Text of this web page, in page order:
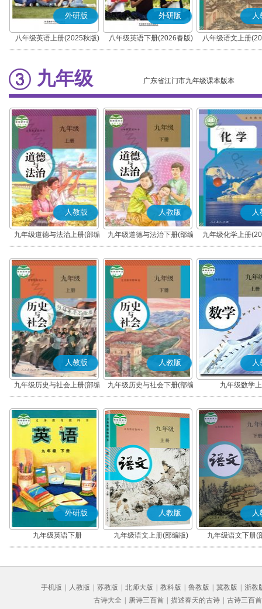
外研版
八年级英语上册(2025秋版)
外研版
八年级英语下册(2026春版)
人
八年级语文上册
(部编版)
九年级 广东省江门市九年级课本版本
人教版
九年级道德与法治上册(部编
版)
人教版
九年级道德与法治下册(部编
版)
人
九年级化学上册
人教版
九年级历史与社会上册(部编
版)
人教版
九年级历史与社会下册(部编
版)
人
九年级数学
外研版
九年级英语下册
人教版
九年级语文上册(部编版)
人
九年级语文下册(
手机版 人教版 苏教版 北师大版 教科版 鲁教版 冀教版
浙教
古诗大全
唐诗三百首 描述春天的古诗 古诗三百首